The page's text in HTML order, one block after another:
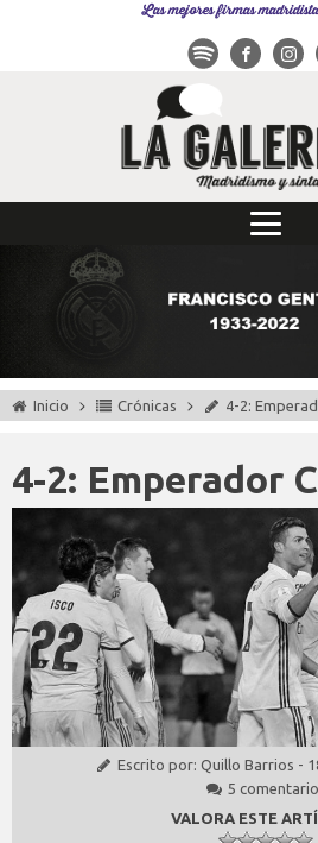
Las mejores firmas
Inicio Crónicas 4-2:
4-2: Emperador
Escrito por: Quillo Barrios -
5
VALORA ESTE